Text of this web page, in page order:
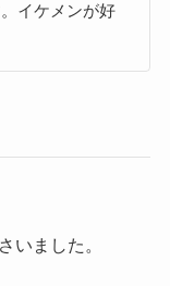
イケメンが好
いました。